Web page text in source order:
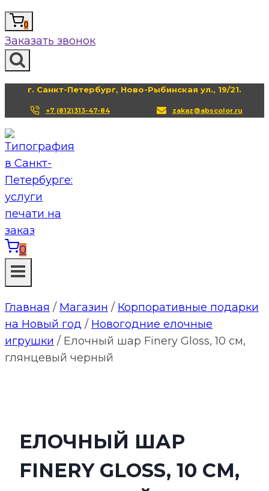
0
Заказать звонок
г. Санкт-Петербург, Ново-Рыбинская ул., 19/21.
+7 (812)313-47-84 zakaz@abscolor.ru
0
Главная / Магазин / Корпоративные подарки
на Новый год / Новогодние елочные
игрушки / Елочный шар Finery Gloss, 10 см,
глянцевый черный
ЕЛОЧНЫЙ ШАР
FINERY GLOSS, 10 СМ,